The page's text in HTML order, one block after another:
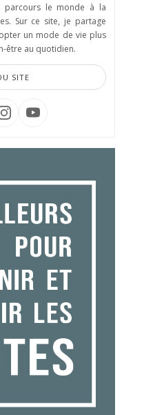
parcours le monde à la
Sur ce site, je partage
un mode de vie plus
être au quotidien.
SITE